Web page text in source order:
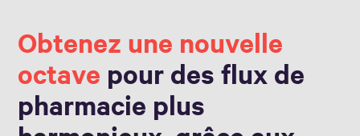
Obtenez une nouvelle
octave pour des flux de
pharmacie plus